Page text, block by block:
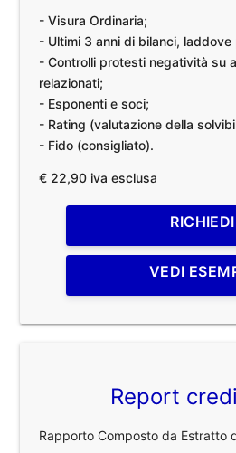
- Visura Ordinaria;
- Ultimi 3 anni di bilanci, laddove
- Controlli protesti negatività su
relazionati;
- Esponenti e soci;
- Rating (valutazione della
- Fido (consigliato).
€ 22,90 iva esclusa
RICHIEDI
VEDI
Report
Rapporto Composto da Estratto